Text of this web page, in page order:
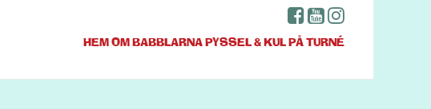
HEMOM BABBLARNAPYSSEL & KULPÅ TURNÉ